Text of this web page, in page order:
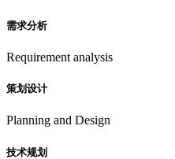
需求分析
Requirement analysis
策划设计
Planning and Design
技术规划